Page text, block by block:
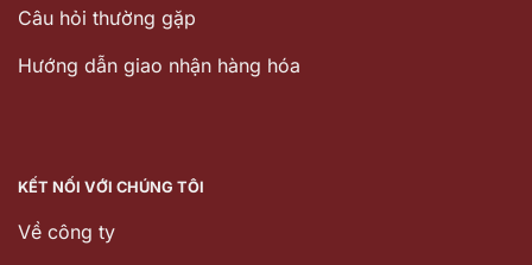
Câu hỏi thường gặp
Hướng dẫn giao nhận hàng hóa
KẾT NỐI VỚI CHÚNG TÔI
Về công ty